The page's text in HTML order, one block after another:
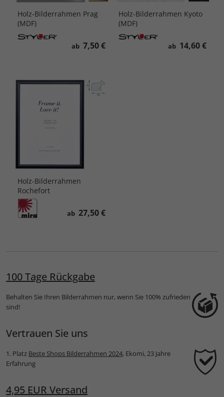
Holz-Bilderrahmen Prag
(MDF)
ab 7,50 €
Holz-Bilderrahmen Kyoto
(MDF)
ab 14,60 €
Holz-Bilderrahmen
Rochefort
ab 27,50 €
100 Tage Rückgabe
Behalten Sie Ihren Bilderrahmen nur, wenn Sie 100% zufrieden
sind!
Vertrauen Sie uns
1. Platz Beste Shops Bilderrahmen 2024, Ekomi, 23 Jahre
Erfahrung
4,95 EUR Versand